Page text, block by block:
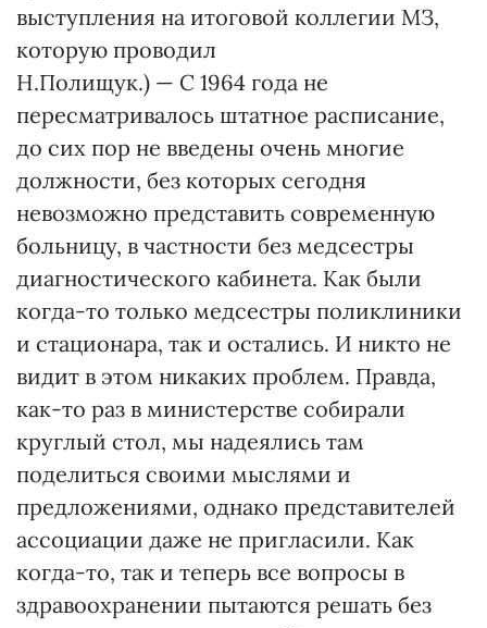
выступления на итоговой кол­легии МЗ,
которую проводил
Н.По­лищук.) — С 1964 года не
пересматривалось штатное расписание,
до сих пор не введены очень многие
должности, без которых сегодня
невозможно представить современную
больницу, в частности без медсестры
диагностического кабинета. Как были
когда-то только медсестры поликлиники
и стационара, так и остались. И никто не
видит в этом никаких проблем. Правда,
как-то раз в министерстве собирали
круглый стол, мы надеялись там
поделиться своими мыслями и
предложениями, однако представителей
ассоциации даже не пригласили. Как
когда-то, так и теперь все вопросы в
здравоохранении пытаются решать без